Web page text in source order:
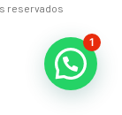
reservados
1